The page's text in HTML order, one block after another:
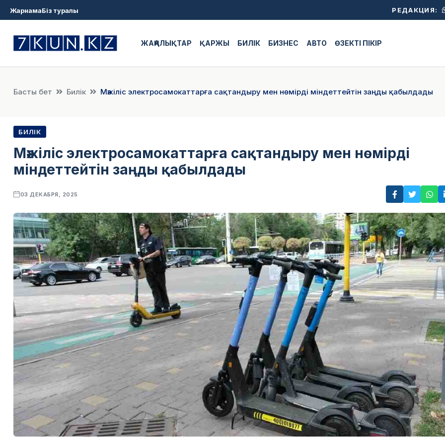
ЖарнамаБіз туралы РЕДАКЦИЯ:
ЖАҢАЛЫҚТАР ҚАРЖЫ БИЛІК БИЗНЕС АВТО ӨЗЕКТІ ПІКІР
Басты бет Билік Мәжіліс электросамокаттарға сақтандыру мен нөмірді міндеттейтін заңды қабылдады
БИЛІК
Мәжіліс электросамокаттарға сақтандыру мен нөмірді
міндеттейтін заңды қабылдады
03 ДЕКАБРЯ, 2025